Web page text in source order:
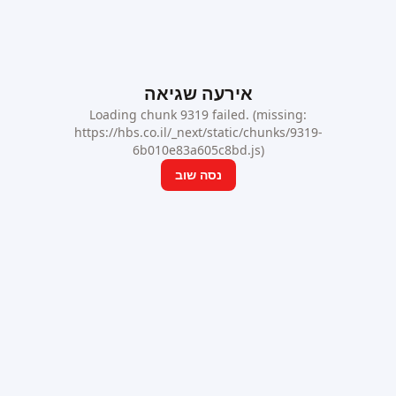
אירעה שגיאה
Loading chunk 9319 failed. (missing:
https://hbs.co.il/_next/static/chunks/9319-
6b010e83a605c8bd.js)